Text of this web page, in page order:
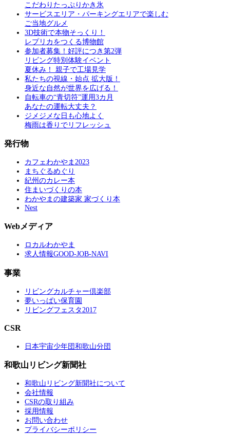
こだわりたっぷりかき氷
サービスエリア・パーキングエリアで楽しむ
ご当地グルメ
3D技術で本物そっくり！
レプリカをつくる博物館
参加者募集！好評につき第2弾
リビング特別体験イベント
夏休み！ 親子で工場見学
私たちの視線・始点 拡大版！
身近な自然が世界を広げる！
自転車の“青切符”運用3カ月
あなたの運転大丈夫？
ジメジメな日も心地よく
梅雨は香りでリフレッシュ
発行物
カフェわかやま2023
まちぐるめぐり
紀州のカレー本
住まいづくりの本
わかやまの建築家 家づくり本
Nest
Webメディア
ロカルわかやま
求人情報GOOD-JOB-NAVI
事業
リビングカルチャー倶楽部
夢いっぱい保育園
リビングフェスタ2017
CSR
日本宇宙少年団和歌山分団
和歌山リビング新聞社
和歌山リビング新聞社について
会社情報
CSRの取り組み
採用情報
お問い合わせ
プライバシーポリシー